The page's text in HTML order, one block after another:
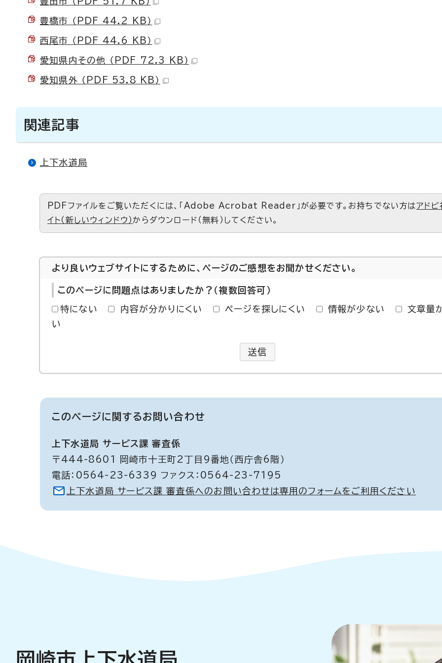
豊橋市 （PDF 44.2 KB）
西尾市 （PDF 44.6 KB）
愛知県内その他 （PDF 72.3 KB）
愛知県外 （PDF 53.8 KB）
関連記事
上下水道局
PDFファイルをご覧いただくには、「Adobe Acrobat Reader」が必要です。お持ちでない方はアド
イト（新しいウィンドウ）からダウンロード（無料）してください。
より良いウェブサイトにするために、ページのご感想をお聞かせください。
このページに問題点はありましたか？（複数回答可）
特にない 内容が分かりにくい ページを探しにくい 情報が少ない
文章量
い
送信
このページに関するお問い合わせ
上下水道局 サービス課 審査係
〒444-8601 岡崎市十王町2丁目9番地（西庁舎6階）
電話：0564-23-6339 ファクス：0564-23-7195
上下水道局 サービス課 審査係へのお問い合わせは専用のフォームをご利用ください